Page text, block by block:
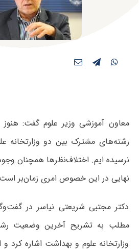
معاون آموزشی وزیر علوم گفت:
رشته‌های مشترک بین دو وزارتخانه
نرسیده ایم. اختلاف‌نظرها همچنان
نهایی در این خصوص امری زمان‌بر
دکتر مجتبی شریعتی نیاسر در
مطلب به تشریح آخرین وضعیت
وزارتخانه علوم و بهداشت اشاره